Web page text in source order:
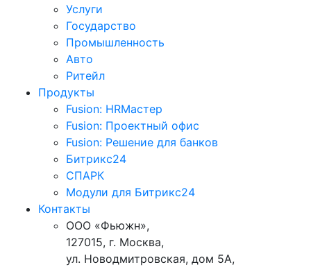
Услуги
Государство
Промышленность
Авто
Ритейл
Продукты
Fusion: HRМастер
Fusion: Проектный офис
Fusion: Решение для банков
Битрикс24
СПАРК
Модули для Битрикс24
Контакты
ООО «Фьюжн»,
127015, г. Москва,
ул. Новодмитровская, дом 5А,